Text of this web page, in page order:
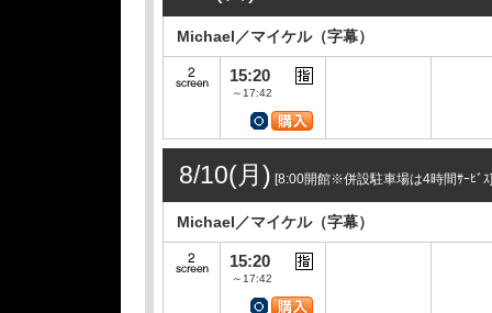
Michael／マイケル（字幕）
15:20
～17:42
8/10(月) [8:00開館※併設駐車場は4時間ｻｰﾋﾞｽ]
Michael／マイケル（字幕）
15:20
～17:42